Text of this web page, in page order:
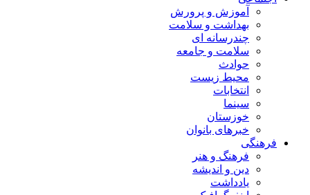
آموزش و پرورش
بهداشت و سلامت
چندرسانه ای
سلامت و جامعه
حوادث
محیط زیست
انتخابات
سینما
خوزستان
خبرهای بانوان
فرهنگی
فرهنگ و هنر
دین و اندیشه
یادداشت